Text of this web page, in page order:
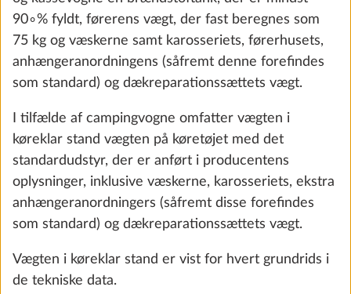
Vandpumpe
549 kr.
køreklar stand og det specialudstyr, der er monteret
fra fabrikken.
“Standardudstyr” henviser til den grundlæggende
konfiguration af et køretøj, der er udstyret med alle
de funktioner, der kræves i henhold til loven. Dette
omfatter også alt udstyr, der er monteret som
standard. Du kan finde detaljer om standardudstyret
i vores konfigurator.
“Specialudstyr” henviser til alt udstyr, der ikke er
inkluderet i standardudstyret, og som er monteret
på køretøjet fra fabrikken under producentens
ansvar og kan bestilles af kunden. Andet tilbehør,